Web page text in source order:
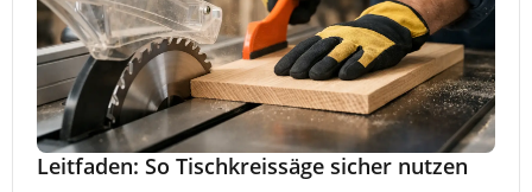
Leitfaden: So Tischkreissäge sicher nutzen